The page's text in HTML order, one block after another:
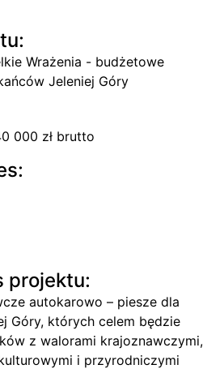
Wrażenia - budżetowe
Jeleniej Góry
000 zł brutto
projektu:
autokarowo – piesze dla
Góry, których celem będzie
z walorami krajoznawczymi,
i przyrodniczymi